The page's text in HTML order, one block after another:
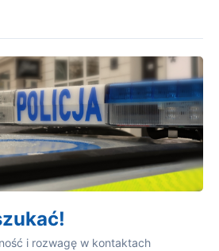
i rozwagę w kontaktach